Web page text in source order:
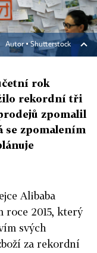
Autor ▪Shutterstock
rok
rekordní tři
zpomalil
se zpomalením
Alibaba
roce 2015, který
svých
za rekordní